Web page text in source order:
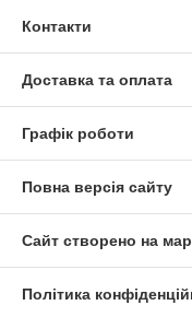
Контакти
Доставка та оплата
Графік роботи
Повна версія сайту
Сайт створено на
Політика